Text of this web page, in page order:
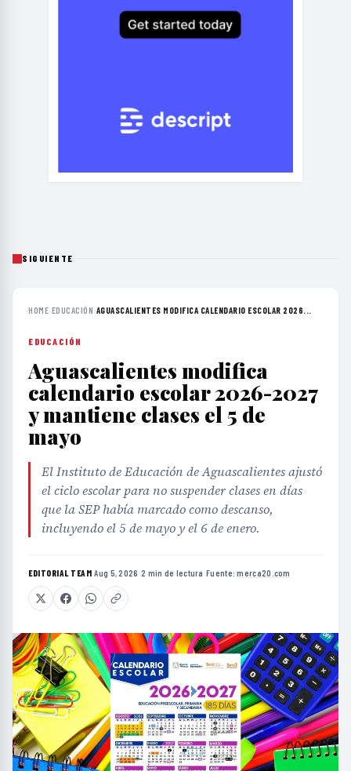
SIGUIENTE
HOME›EDUCACIÓN›AGUASCALIENTES MODIFICA CALENDARIO ESCOLAR 2026...
EDUCACIÓN
Aguascalientes modifica
calendario escolar 2026-2027
y mantiene clases el 5 de
mayo
El Instituto de Educación de Aguascalientes ajustó
el ciclo escolar para no suspender clases en días
que la SEP había marcado como descanso,
incluyendo el 5 de mayo y el 6 de enero.
EDITORIAL TEAM·Aug 5, 2026 ·2 min de lectura ·Fuente:merca20.com